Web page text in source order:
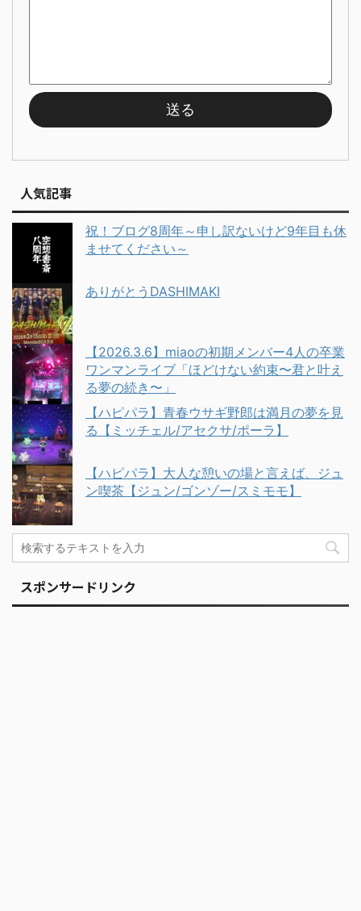
人気記事
祝！ブログ8周年～申し訳ないけど9年目も休
ませてください～
ありがとうDASHIMAKI
【2026.3.6】miaoの初期メンバー4人の卒業
ワンマンライブ「ほどけない約束〜君と叶え
る夢の続き〜」
【ハピパラ】青春ウサギ野郎は満月の夢を見
る【ミッチェル/アセクサ/ポーラ】
【ハピパラ】大人な憩いの場と言えば、ジュ
ン喫茶【ジュン/ゴンゾー/スミモモ】
スポンサードリンク